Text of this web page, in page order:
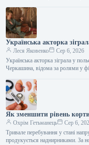
Українська акторка
Леся Яковенко
Сер 6, 2026
Українська акторка зіграла у
Черкашина, відома за ролями у
Як зменшити рівень
Охрім Гетьманець
Сер 6,
Тривале перебування у стані
продукується наднирниками. За